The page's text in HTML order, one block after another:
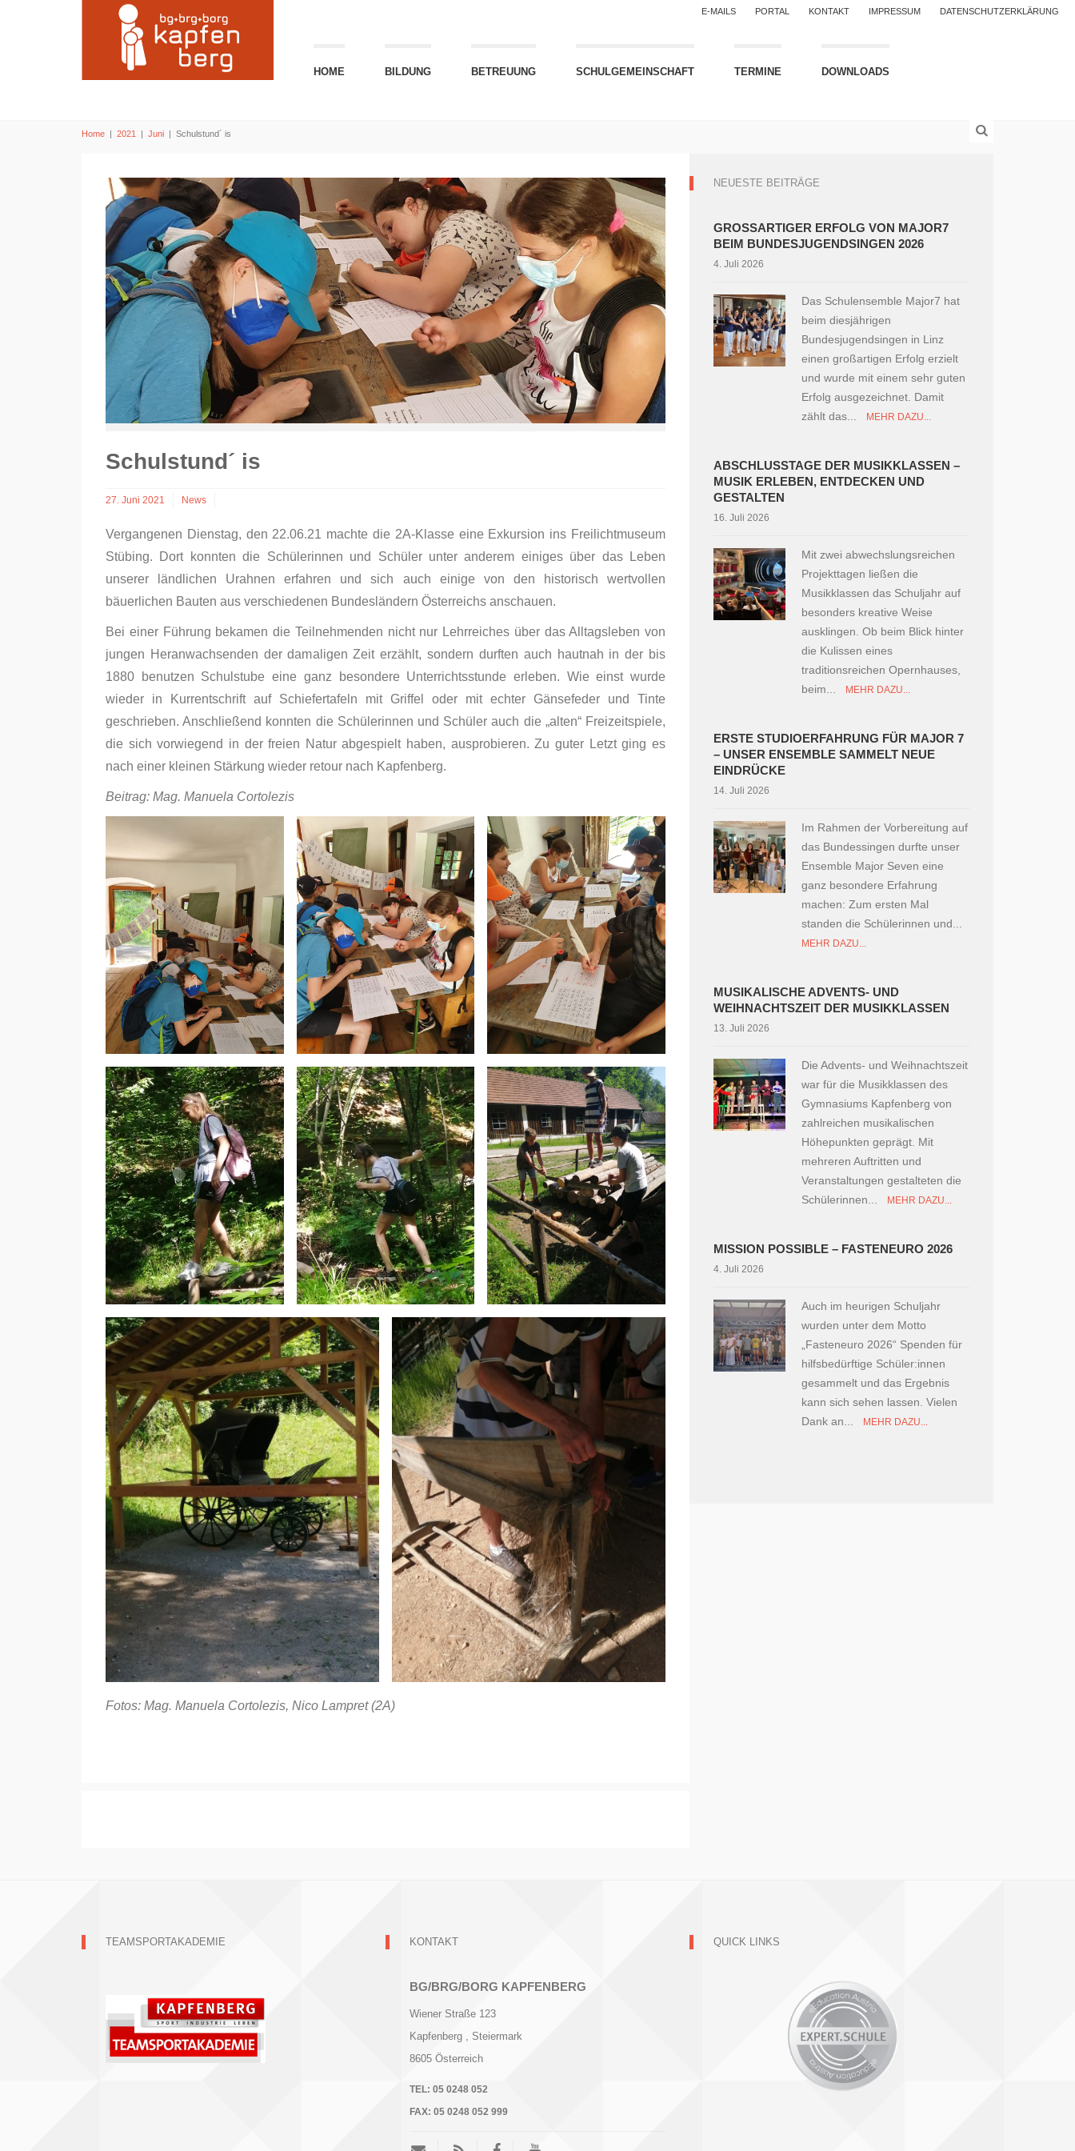
E-MAILS PORTAL KONTAKT IMPRESSUM DATENSCHUTZERKLÄRUNG
HOME BILDUNG BETREUUNG SCHULGEMEINSCHAFT TERMINE DOWNLOADS
Home | 2021 | Juni | Schulstund´ is
Schulstund´ is
27. Juni 2021 News
Vergangenen Dienstag, den 22.06.21 machte die 2A-Klasse eine Exkursion ins Freilichtmuseum
Stübing. Dort konnten die Schülerinnen und Schüler unter anderem einiges über das Leben
unserer ländlichen Urahnen erfahren und sich auch einige von den historisch wertvollen
bäuerlichen Bauten aus verschiedenen Bundesländern Österreichs anschauen.
Bei einer Führung bekamen die Teilnehmenden nicht nur Lehrreiches über das Alltagsleben von
jungen Heranwachsenden der damaligen Zeit erzählt, sondern durften auch hautnah in der bis
1880 benutzen Schulstube eine ganz besondere Unterrichtsstunde erleben. Wie einst wurde
wieder in Kurrentschrift auf Schiefertafeln mit Griffel oder mit echter Gänsefeder und Tinte
geschrieben. Anschließend konnten die Schülerinnen und Schüler auch die „alten“ Freizeitspiele,
die sich vorwiegend in der freien Natur abgespielt haben, ausprobieren. Zu guter Letzt ging es
nach einer kleinen Stärkung wieder retour nach Kapfenberg.
Beitrag: Mag. Manuela Cortolezis
Fotos: Mag. Manuela Cortolezis, Nico Lampret (2A)
NEUESTE BEITRÄGE
GROSSARTIGER ERFOLG VON MAJOR7 B
EIM BUNDESJUGENDSINGEN 2026
4. Juli 2026
Das Schulensemble Major7 hat
beim diesjährigen
Bundesjugendsingen in Linz
einen großartigen Erfolg erzielt
und wurde mit einem sehr guten
Erfolg ausgezeichnet. Damit
zählt das...
MEHR DAZU...
ABSCHLUSSTAGE DER MUSIKKLASSEN –
MUSIK ERLEBEN, ENTDECKEN UND
GESTALTEN
16. Juli 2026
Mit zwei abwechslungsreichen
Projekttagen ließen die
Musikklassen das Schuljahr auf
besonders kreative Weise
ausklingen. Ob beim Blick hinter
die Kulissen eines
traditionsreichen Opernhauses,
beim...
MEHR DAZU...
ERSTE STUDIOERFAHRUNG FÜR MAJOR 7
– UNSER ENSEMBLE SAMMELT NEUE
EINDRÜCKE
14. Juli 2026
Im Rahmen der Vorbereitung auf
das Bundessingen durfte unser
Ensemble Major Seven eine
ganz besondere Erfahrung
machen: Zum ersten Mal
standen die Schülerinnen und...
MEHR DAZU...
MUSIKALISCHE ADVENTS- UND
WEIHNACHTSZEIT DER MUSIKKLASSEN
13. Juli 2026
Die Advents- und Weihnachtszeit
war für die Musikklassen des
Gymnasiums Kapfenberg von
zahlreichen musikalischen
Höhepunkten geprägt. Mit
mehreren Auftritten und
Veranstaltungen gestalteten die
Schülerinnen...
MEHR DAZU...
MISSION POSSIBLE – FASTENEURO 2026
4. Juli 2026
Auch im heurigen Schuljahr
wurden unter dem Motto
„Fasteneuro 2026“ Spenden für
hilfsbedürftige Schüler:innen
gesammelt und das Ergebnis
kann sich sehen lassen. Vielen
Dank an...
MEHR DAZU...
TEAMSPORTAKADEMIE KONTAKT
BG/BRG/BORG KAPFENBERG
Wiener Straße 123
Kapfenberg
, Steiermark
8605 Österreich
TEL: 05 0248 052
FAX: 05 0248 052 999
QUICK LINKS